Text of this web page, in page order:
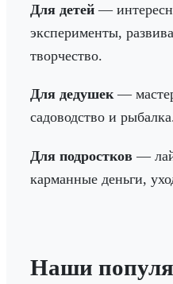
Для детей —
эксперименты,
творчество.
Для дедушек—
садоводство и
Для подростков —
карманные деньги,
Наши